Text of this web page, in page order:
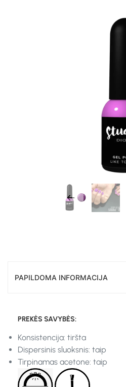
PAPILDOMA INFORMACIJA
PREKĖS SAVYBĖS:
Konsistencija: tiršta
Dispersinis sluoksnis: taip
Tirpinamas acetone: taip